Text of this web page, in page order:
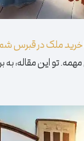
خرید ملک در قبرس
تو این